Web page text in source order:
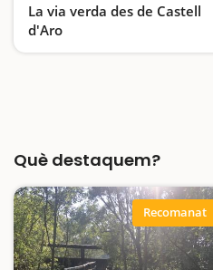
La via verda des de Castell
d'Aro
Una excursió en bici per l'interior de la Costa Brava
Què destaquem?
Recomanat